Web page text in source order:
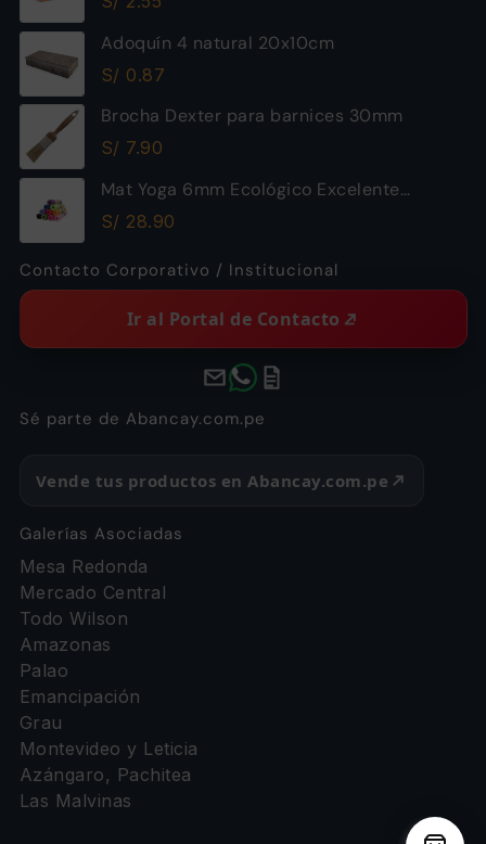
Adoquín 4 natural 20x10cm
S/ 0.87
Brocha Dexter para barnices 30mm
S/ 7.90
Mat Yoga 6mm Ecológico Excelente
Calidad
S/ 28.90
Contacto Corporativo / Institucional
Ir al Portal de Contacto
Sé parte de Abancay.com.pe
Vende tus productos en Abancay.com.pe
Galerías Asociadas
Mesa Redonda
Mercado Central
Todo Wilson
Amazonas
Palao
Emancipación
Grau
Montevideo y Leticia
Azángaro, Pachitea
Las Malvinas